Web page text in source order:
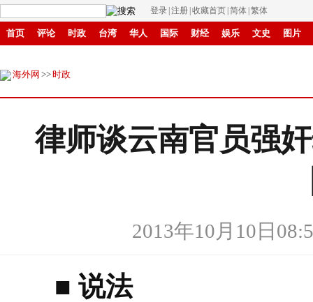
登录 注册 收藏首页 简体 繁体
首页 评论 时政 台湾 华人 国际 财经 娱乐 文史 图片
海外网 >> 时政
律师谈云南官员强
2013年10月10日
■ 说法